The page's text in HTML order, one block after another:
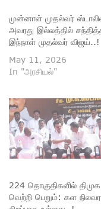
முன்னாள் முதல்வர்
அவரது இல்லத்தில்
இந்நாள் முதல்வர் விஜய்..!
May 11, 2026
In "அரசியல்"
224 தொகுதிகளில் திமுக
வெற்றி பெறும்: கள